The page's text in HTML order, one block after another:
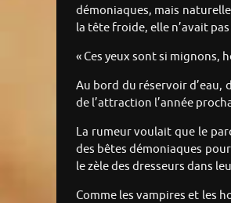
démoniaques, mais
la tête froide, elle n’avait
« Ces yeux sont si mignons,
Au bord du réservoir d’eau,
de l’attraction l’année
La rumeur voulait que le
des bêtes démoniaques
le zèle des dresseurs dans
Comme les vampires et les